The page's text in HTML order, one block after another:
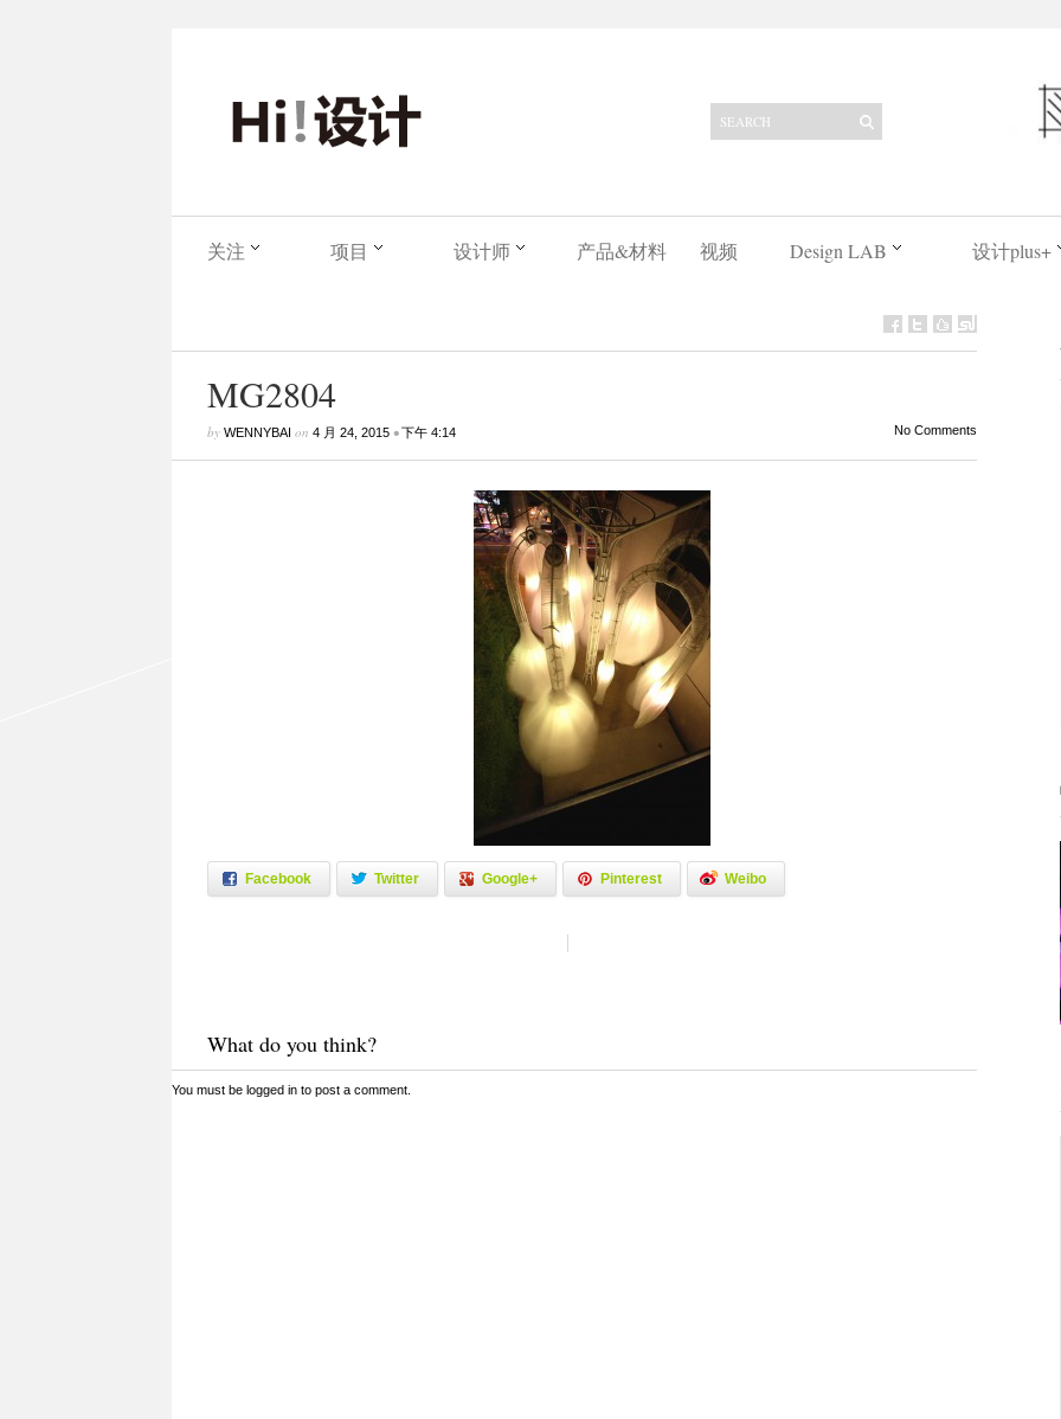
关注 项目 设计师 产品&材料 视频 Design LAB 设计plus+
MG2804
by WENNYBAI on 4 月 24, 2015•下午 4:14 No Comments
Facebook Twitter Google+ Pinterest Weibo
What do you think?
You must be logged into post a comment.